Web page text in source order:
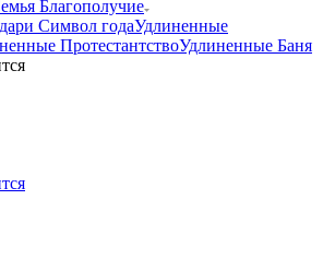
Благополучие
Символ годаУдлиненные
ПротестантствоУдлиненные Баня